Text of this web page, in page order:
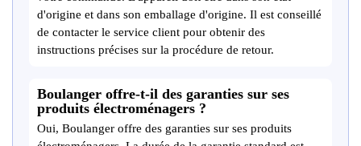
d'origine et dans son emballage d'origine. Il est conseillé
de contacter le service client pour obtenir des
instructions précises sur la procédure de retour.
Boulanger offre-t-il des garanties sur ses
produits électroménagers ?
Oui, Boulanger offre des garanties sur ses produits